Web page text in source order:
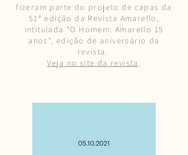
fizeram parte do projeto de capas da
51ª edição da Revista Amarello,
intitulada “O Homem: Amarello 15
anos", edição de aniversário da
revista.
Veja no site da revista .